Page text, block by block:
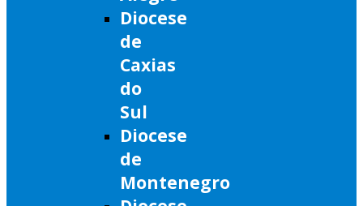
Diocese
de
Caxias
do
Sul
Diocese
de
Montenegro